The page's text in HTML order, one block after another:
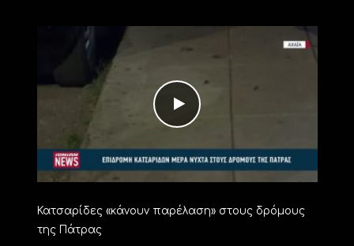
Κατσαρίδες «κάνουν παρέλαση» στους δρόμους
της Πάτρας